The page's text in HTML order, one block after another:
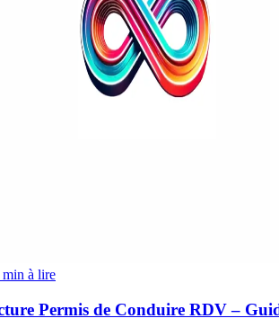
min à lire
Permis de Conduire RDV –